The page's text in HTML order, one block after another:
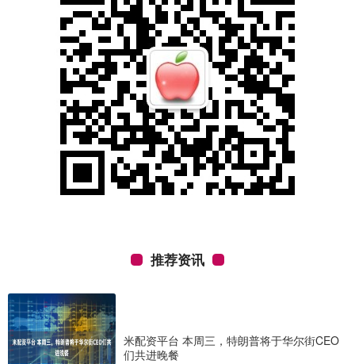
推荐资讯
米配资平台 本周三，特朗普将于华尔街CEO
们共进晚餐